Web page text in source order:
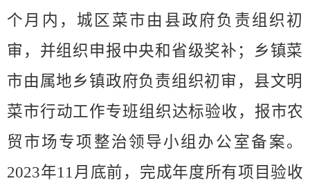
个月内，城区菜市由县政府负责组织初
审，并组织申报中央和省级奖补；乡镇菜
市由属地乡镇政府负责组织初审，县文明
菜市行动工作专班组织达标验收，报市农
贸市场专项整治领导小组 办公室备案。
2023年11月底前，完成年度所有项目验收